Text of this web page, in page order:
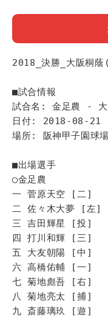
2018_決勝_大阪桐
■試合情報
試合名: 金足農 - 大
日付: 2018-08-21
場所: 阪神甲子園球場
■出場選手
◯金足農
一 菅原天空 [二]
二 佐々木大夢 [左]
三 吉田輝星 [投]
四 打川和輝 [三]
五 大友朝陽 [中]
六 高橋佑輔 [一]
七 菊地彪吾 [右]
八 菊地亮太 [捕]
九 斎藤璃玖 [遊]